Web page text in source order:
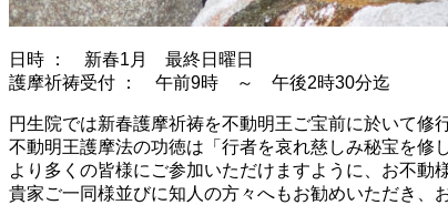
日時 ： 新春1月 最終日曜日
護摩祈祷受付 ： 午前9時 ～ 午後2時30分迄
円生院では新春護摩祈祷を不動明王ご宝前に於いて修
不動明王護摩法の功徳は「行者を哀れ慈しみ秘宝を修
より多くの皆様にご参加いただけますように、お不動
貴家ご一同様並びに知人の方々へもお勧めいただき、